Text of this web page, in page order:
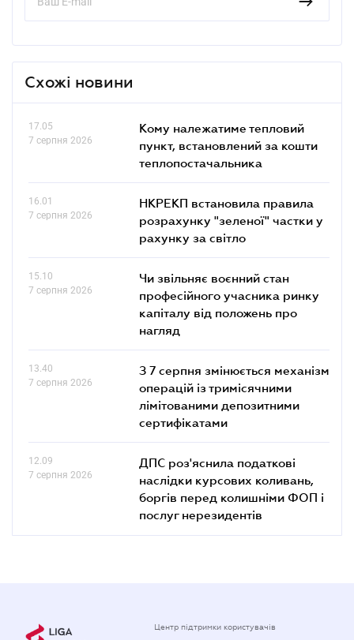
Схожі новини
17.05
7 серпня 2026
Кому належатиме тепловий
пункт, встановлений за кошти
теплопостачальника
16.01
7 серпня 2026
НКРЕКП встановила правила
розрахунку "зеленої" частки у
рахунку за світло
15.10
7 серпня 2026
Чи звільняє воєнний стан
професійного учасника ринку
капіталу від положень про
нагляд
13.40
7 серпня 2026
З 7 серпня змінюється механізм
операцій із тримісячними
лімітованими депозитними
сертифікатами
12.09
7 серпня 2026
ДПС роз'яснила податкові
наслідки курсових коливань,
боргів перед колишніми ФОП і
послуг нерезидентів
Центр підтримки користувачів